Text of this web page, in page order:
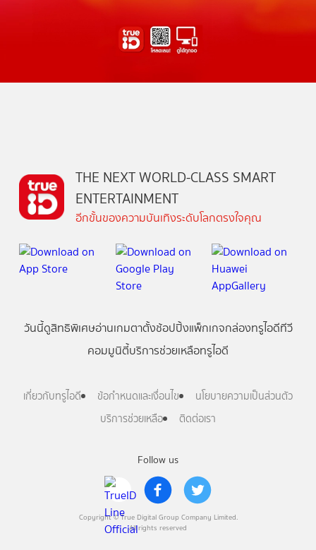
Follow us
Copyright © True Digital Group Company Limited.
All rights reserved
THE NEXT WORLD-CLASS SMART
ENTERTAINMENT
อีกขั้นของความบันเทิงระดับโลกตรงใจคุณ
วันนี้ดูสิทธิพิเศษอ่านเกมตาตั้งช้อปปิ้งแพ็กเกจกล่องทรูไอดีทีวี
คอมมูนิตี้บริการช่วยเหลือทรูไอดี
เกี่ยวกับทรูไอดี ข้อกำหนดและเงื่อนไข
นโยบายความเป็นส่วนตัว
บริการช่วยเหลือ
ติดต่อเรา